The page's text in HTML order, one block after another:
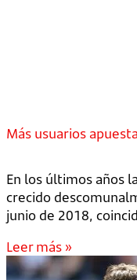
Más usuarios
En los últimos años
crecido
junio de 2018,
Leer más »